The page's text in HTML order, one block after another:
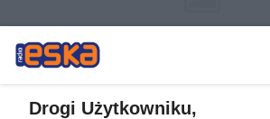
Drogi Użytkowniku,